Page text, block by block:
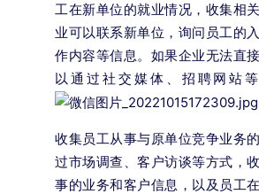
工在新单位的就业情况，收集相
业可以联系新单位，询问员工的
作内容等信息。如果企业无法直
以通过社交媒体、招聘网站
收集员工从事与原单位竞争业务
过市场调查、客户访谈等方式，
事的业务和客户信息，以及员工